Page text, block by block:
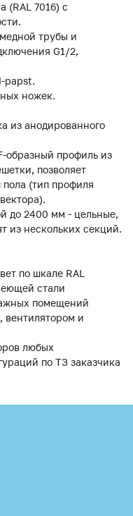
(RAL 7016) с
трубы и
G1/2,
papst.
ножек.
из анодированного
образный профиль из
позволяет
пола (тип профиля
до 2400 мм - цельные,
из нескольких секций.
по шкале RAL
стали
помещений
вентилятором и
любых
по ТЗ заказчика